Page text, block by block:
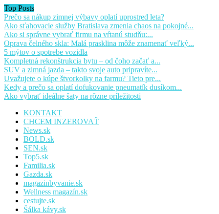
Top Posts
Prečo sa nákup zimnej výbavy oplatí uprostred leta?
Ako sťahovacie služby Bratislava zmenia chaos na pokojné...
Ako si správne vybrať firmu na vŕtanú studňu:...
Oprava čelného skla: Malá prasklina môže znamenať veľký...
5 mýtov o spotrebe vozidla
Kompletná rekonštrukcia bytu – od čoho začať a...
SUV a zimná jazda – takto svoje auto pripravíte...
Uvažujete o kúpe štvorkolky na farmu? Tieto pre...
Kedy a prečo sa oplatí dofukovanie pneumatík dusíkom...
Ako vybrať ideálne šaty na rôzne príležitosti
KONTAKT
CHCEM INZEROVAŤ
News.sk
BOLD.sk
SEN.sk
Top5.sk
Familia.sk
Gazda.sk
magazinbyvanie.sk
Wellness magazín.sk
cestujte.sk
Šálka kávy.sk